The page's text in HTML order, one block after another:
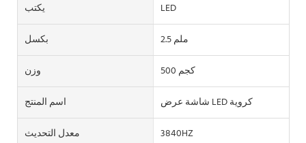
يكتب
LED
بكسل
2.5 ملم
وزن
500 كجم
اسم المنتج
شاشة عرض LED كروية
معدل التحديث
3840HZ